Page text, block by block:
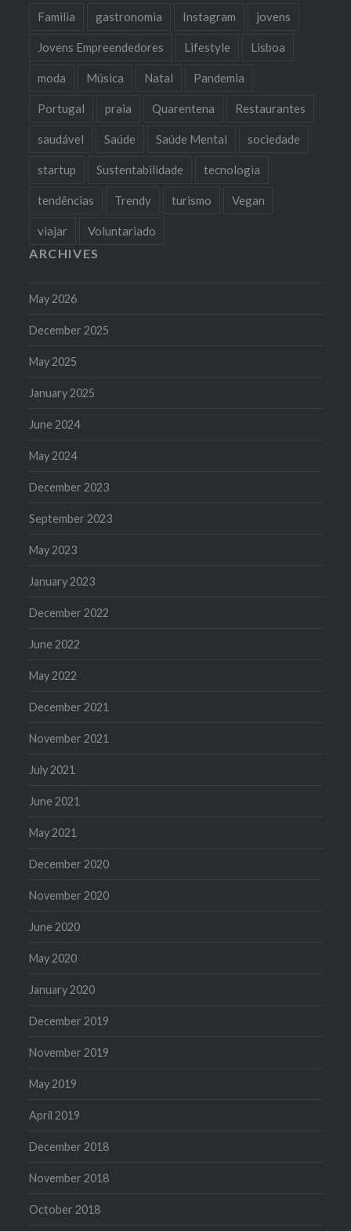
Familia gastronomia Instagram jovens
Jovens Empreendedores Lifestyle Lisboa
moda Música Natal Pandemia
Portugal praia Quarentena Restaurantes
saudável Saúde Saúde Mental sociedade
startup Sustentabilidade tecnologia
tendências Trendy turismo Vegan
viajar Voluntariado
ARCHIVES
May 2026
December 2025
May 2025
January 2025
June 2024
May 2024
December 2023
September 2023
May 2023
January 2023
December 2022
June 2022
May 2022
December 2021
November 2021
July 2021
June 2021
May 2021
December 2020
November 2020
June 2020
May 2020
January 2020
December 2019
November 2019
May 2019
April 2019
December 2018
November 2018
October 2018